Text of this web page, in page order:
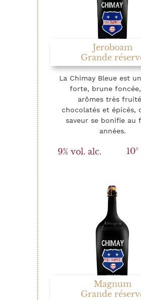
Jeroboam
Grande
La Chimay Bleue est
forte, brune
arômes très
chocolatés et épicés,
saveur se bonifie au
années.
9% vol. alc. 10°
Magnum
Grande